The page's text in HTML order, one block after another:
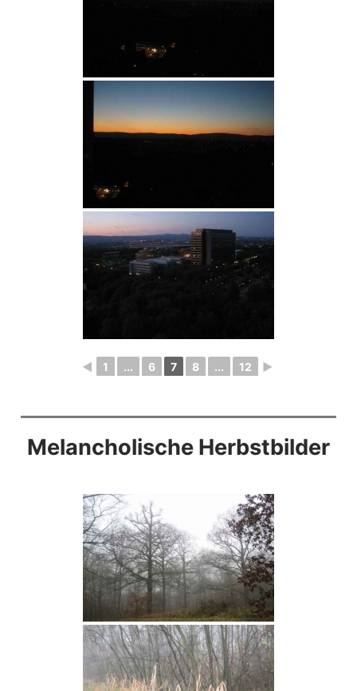
◄ 1 ... 6 7 8 ... 12 ►
Melancholische Herbstbilder